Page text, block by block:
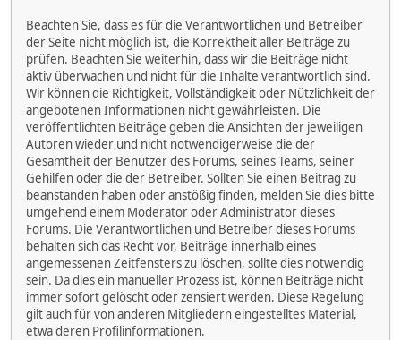
Beachten Sie, dass es für die Verantwortlichen und Betreiber
der Seite nicht möglich ist, die Korrektheit aller Beiträge zu
prüfen. Beachten Sie weiterhin, dass wir die Beiträge nicht
aktiv überwachen und nicht für die Inhalte verantwortlich sind.
Wir können die Richtigkeit, Vollständigkeit oder Nützlichkeit der
angebotenen Informationen nicht gewährleisten. Die
veröffentlichten Beiträge geben die Ansichten der jeweiligen
Autoren wieder und nicht notwendigerweise die der
Gesamtheit der Benutzer des Forums, seines Teams, seiner
Gehilfen oder die der Betreiber. Sollten Sie einen Beitrag zu
beanstanden haben oder anstößig finden, melden Sie dies bitte
umgehend einem Moderator oder Administrator dieses
Forums. Die Verantwortlichen und Betreiber dieses Forums
behalten sich das Recht vor, Beiträge innerhalb eines
angemessenen Zeitfensters zu löschen, sollte dies notwendig
sein. Da dies ein manueller Prozess ist, können Beiträge nicht
immer sofort gelöscht oder zensiert werden. Diese Regelung
gilt auch für von anderen Mitgliedern eingestelltes Material,
etwa deren Profilinformationen.